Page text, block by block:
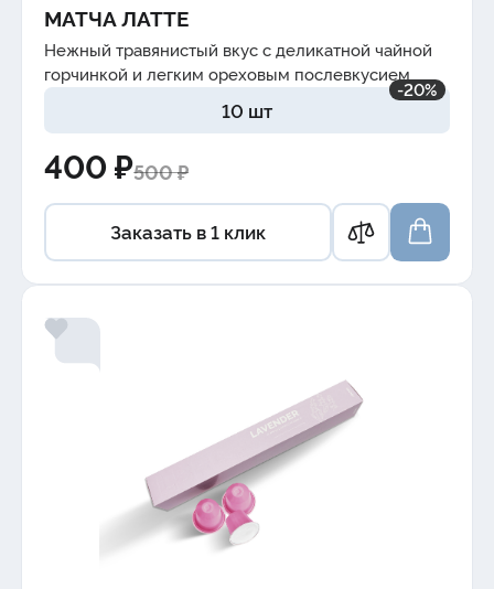
МАТЧА ЛАТТЕ
Нежныйтравянистый вкус с деликатной чайной
горчинкой и легкимореховым послевкусием
10 шт
-20%
400 ₽500 ₽
Заказать в 1 клик